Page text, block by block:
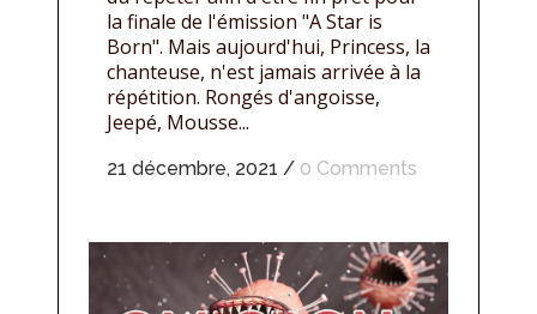
la finale de l'émission "A Star is
Born". Mais aujourd'hui, Princess, la
chanteuse, n'est jamais arrivée à la
répétition. Rongés d'angoisse,
Jeepé, Mousse...
21 décembre, 2021 / 0 Comments